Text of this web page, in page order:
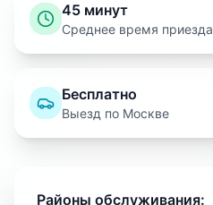
45 минут
Среднее время приезда
Бесплатно
Выезд по Москве
Районы обслуживания: